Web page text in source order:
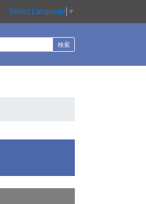
Select Language ▼